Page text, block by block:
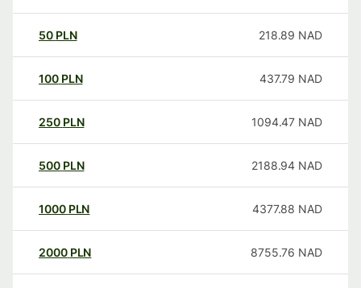
50 PLN 218.89 NAD
100 PLN 437.79 NAD
250 PLN 1094.47 NAD
500 PLN 2188.94 NAD
1000 PLN 4377.88 NAD
2000 PLN 8755.76 NAD